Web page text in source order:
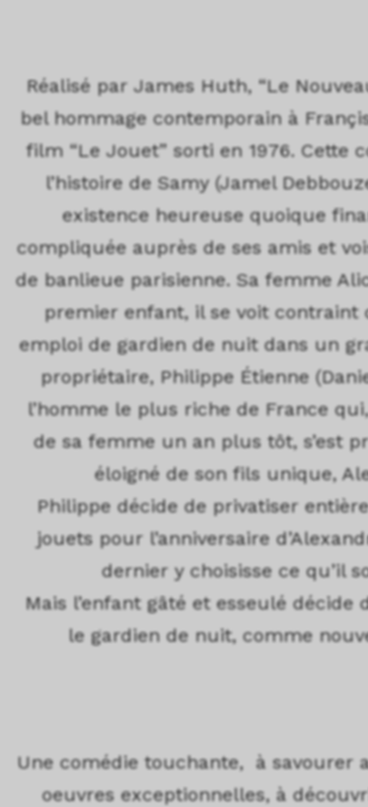
Réalisé par James Huth, “Le
bel hommage contemporain à
film “Le Jouet” sorti en 1976. Cette
l’histoire de Samy (Jamel
existence heureuse quoique
compliquée auprès de ses amis et
de banlieue parisienne. Sa femme
premier enfant, il se voit contraint
emploi de gardien de nuit dans un
propriétaire, Philippe Étienne
l’homme le plus riche de France
de sa femme un an plus tôt, s’est
éloigné de son fils unique,
Philippe décide de privatiser
jouets pour l’anniversaire
dernier y choisisse ce qu’il
Mais l’enfant gâté et esseulé décide
le gardien de nuit, comme
Une comédie touchante, à savourer
oeuvres exceptionnelles, à